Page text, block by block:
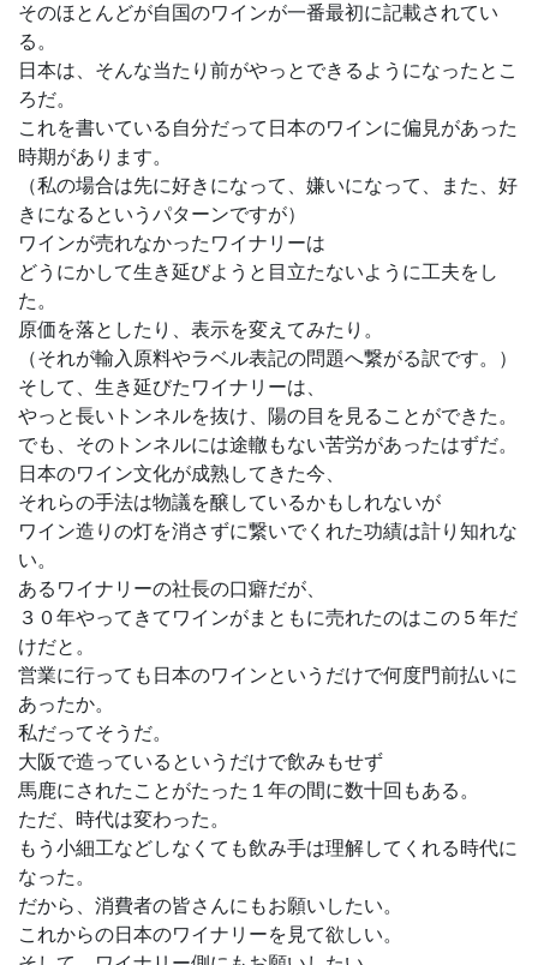
そのほとんどが自国のワインが一番最初に記載されてい
る。
日本は、そんな当たり前がやっとできるようになったとこ
ろだ。
これを書いている自分だって日本のワインに偏見があった
時期があります。
（私の場合は先に好きになって、嫌いになって、また、好
きになるというパターンですが）
ワインが売れなかったワイナリーは
どうにかして生き延びようと目立たないように工夫をし
た。
原価を落としたり、表示を変えてみたり。
（それが輸入原料やラベル表記の問題へ繋がる訳です。）
そして、生き延びたワイナリーは、
やっと長いトンネルを抜け、陽の目を見ることができた。
でも、そのトンネルには途轍もない苦労があったはずだ。
日本のワイン文化が成熟してきた今、
それらの手法は物議を醸しているかもしれないが
ワイン造りの灯を消さずに繋いでくれた功績は計り知れな
い。
あるワイナリーの社長の口癖だが、
３０年やってきてワインがまともに売れたのはこの５年だ
けだと。
営業に行っても日本のワインというだけで何度門前払いに
あったか。
私だってそうだ。
大阪で造っているというだけで飲みもせず
馬鹿にされたことがたった１年の間に数十回もある。
ただ、時代は変わった。
もう小細工などしなくても飲み手は理解してくれる時代に
なった。
だから、消費者の皆さんにもお願いしたい。
これからの日本のワイナリーを見て欲しい。